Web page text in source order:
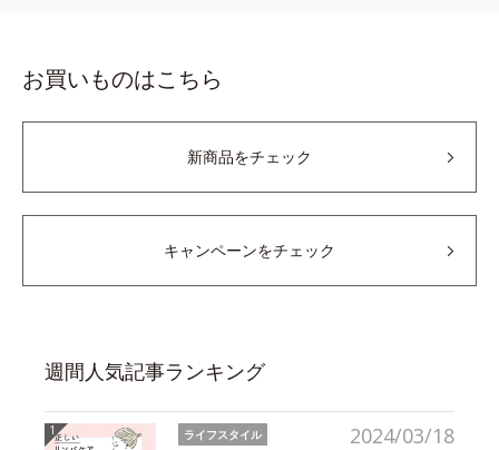
お買いものはこちら
新商品をチェック
キャンペーンをチェック
週間人気記事ランキング
2024/03/18
ライフスタイル